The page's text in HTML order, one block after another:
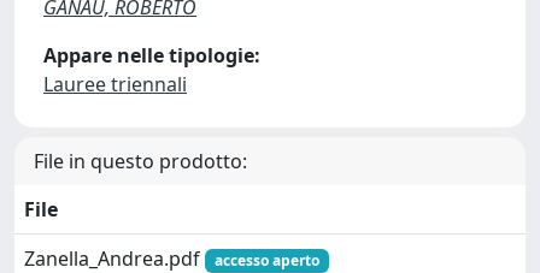
GANAU, ROBERTO
Appare nelle tipologie:
Lauree triennali
File in questo prodotto:
File
Zanella_Andrea.pdf
accesso aperto